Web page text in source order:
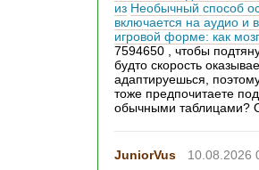
из Необычный способ
включается на аудио и
игровой форме: как
7594650 , чтобы
будто скорость
адаптируешься,
тоже предпочитаете
обычными таблицами?
JuniorVus
10.08.2026